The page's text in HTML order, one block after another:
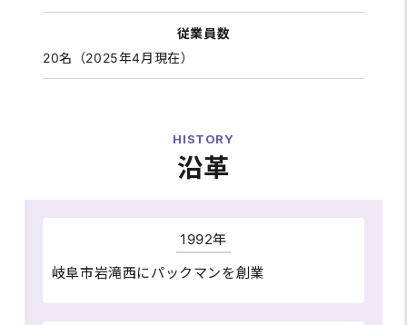
従業員数
20名（2025年4月現在）
沿革
HISTORY
1992年
岐阜市岩滝西にパックマンを創業